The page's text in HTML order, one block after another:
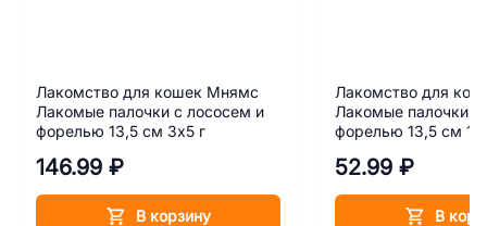
Лакомство для кошек Мнямс
Лакомые палочки с лососем и
форелью 13,5 см 3х5 г
146.99 ₽
В корзину
Лакомство для
Лакомые палочки с
форелью 13,5 см 1
52.99 ₽
В